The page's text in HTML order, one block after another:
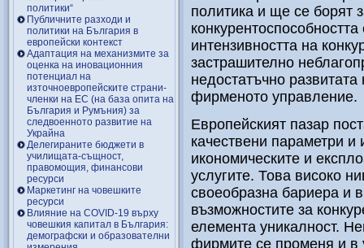
политики“
Публичните разходи и
политики на България в
европейски контекст
Адаптация на механизмите за
оценка на иновационния
потенциал на
източноевропейските страни-
членки на ЕС (на база опита на
България и Румъния) за
следвоенното развитие на
Украйна
Делегираните бюджети в
училищата-същност,
правомощия, финансови
ресурси
Маркетинг на човешките
ресурси
Влияние на COVID-19 върху
човешкия капитал в България:
демографски и образователни
политика и ще се борят
интензивността на
застрашително
недостатъчно
фирменото управление.
Европейският пазар
качествени параметри и
икономическите и
услугите. Това високо
своеобразна бариера и
възможностите за
елемента уникалност.
фирмите се променя и в